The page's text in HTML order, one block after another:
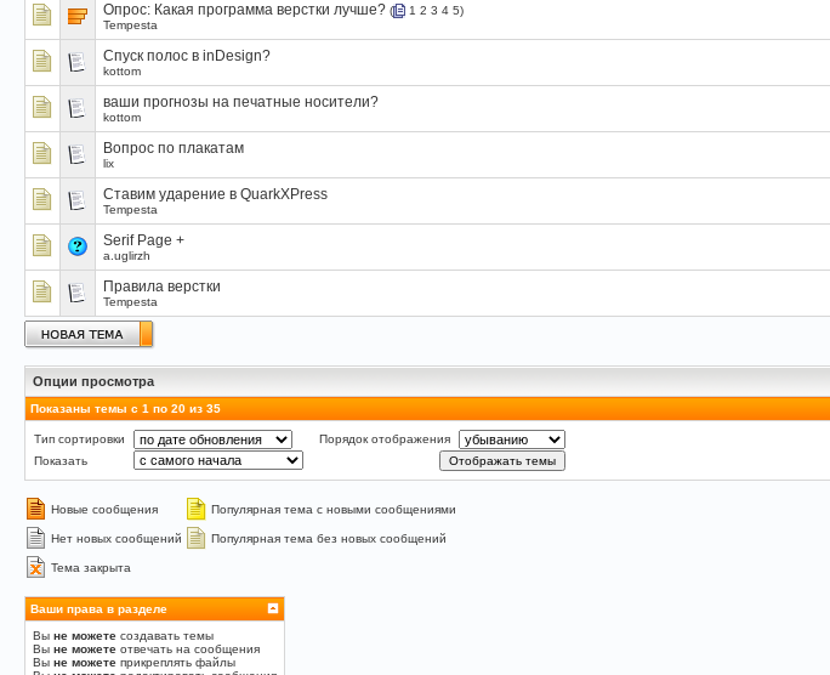
Опрос: Какая программа верстки лучше? ( 1 2 3 4 5)
Tempesta
Спуск полос в inDesign?
kottom
ваши прогнозы на печатные носители?
kottom
Вопрос по плакатам
lix
Ставим ударение в QuarkXPress
Tempesta
Serif Page +
a.uglirzh
Правила верстки
Tempesta
Опции просмотра
Показаны темы с 1 по 20 из 35
Тип сортировки
Порядок отображения
Показать
Новые сообщения Популярная тема с новыми сообщениями
Нет новых сообщений Популярная тема без новых сообщений
Тема закрыта
Ваши права в разделе
Вы не можете создавать темы
Вы не можете отвечать на сообщения
Вы не можете прикреплять файлы